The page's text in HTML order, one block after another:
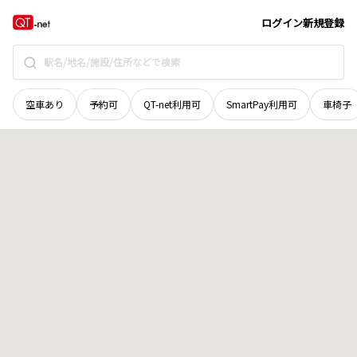
ログイン新規登録
空車あり 予約可 QT-net利用可 SmartPay利用可 車椅子
広島県 地域選択で探す